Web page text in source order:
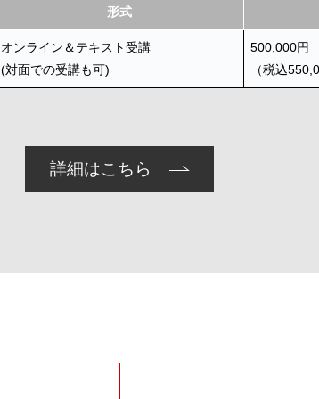
形式
オンライン＆テキスト受講
(対面での受講も可)
500,000円
（税込
詳細はこちら